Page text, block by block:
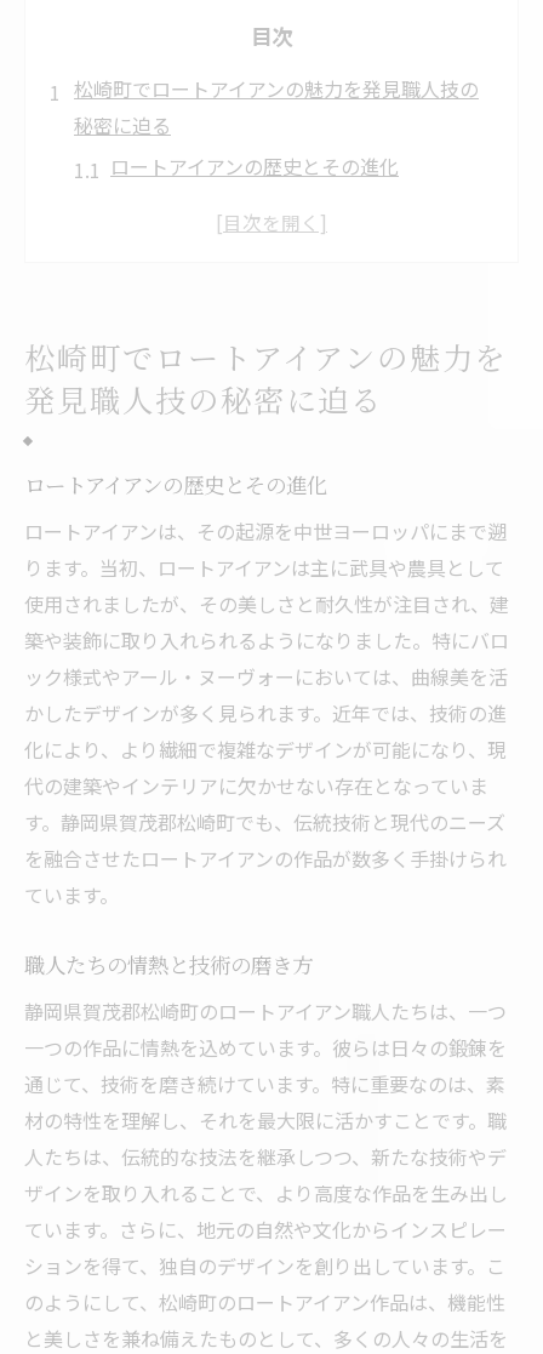
目次
松崎町でロートアイアンの魅力を発見職人技の
秘密に迫る
ロートアイアンの歴史とその進化
職人たちの情熱と技術の磨き方
ロートアイアン製作の工程とその重要性
職人たちの挑戦と未来へのビジョン
職人たち
アートとしてのロートアイアンの位置づけ
デザインに込められたメッセージとストー
リー
松崎町の職人が手掛ける意匠の美学
芸術作品としての評価とその背景
技術と美の融合がもたらす感動
職人ならではの独自性と創造力
フェンスや門扉に息づくロートアイアンの美し
さ松崎町のクラフトマンシップ
松崎町の風景と調和するデザイン
機能性と美しさの両立を追求
細部に宿る技術とデザインのこだわり
暮らしに溶け込むアートとしての価値
松崎町のロートアイアン職人が織りなす芸術と
実用性の融合
実用性を兼ね備えたデザインの力
ロートアイアン製品の多様な利用方法
毎日の生活を豊かにする芸術作品
機能美が生み出す空間の変化
松崎町でロートアイアンの魅力を
発見職人技の秘密に迫る
ロートアイアンの歴史とその進化
ロートアイアンは、その起源を中世ヨーロッパにまで遡
ります。当初、ロートアイアンは主に武具や農具として
使用されましたが、その美しさと耐久性が注目され、建
築や装飾に取り入れられるようになりました。特にバロ
ック様式やアール・ヌーヴォーにおいては、曲線美を活
かしたデザインが多く見られます。近年では、技術の進
化により、より繊細で複雑なデザインが可能になり、現
代の建築やインテリアに欠かせない存在となっていま
す。静岡県賀茂郡松崎町でも、伝統技術と現代のニーズ
を融合させたロートアイアンの作品が数多く手掛けられ
ています。
職人たちの情熱と技術の磨き方
静岡県賀茂郡松崎町のロートアイアン職人たちは、一つ
一つの作品に情熱を込めています。彼らは日々の鍛錬を
通じて、技術を磨き続けています。特に重要なのは、素
材の特性を理解し、それを最大限に活かすことです。職
人たちは、伝統的な技法を継承しつつ、新たな技術やデ
ザインを取り入れることで、より高度な作品を生み出し
ています。さらに、地元の自然や文化からインスピレー
ションを得て、独自のデザインを創り出しています。こ
のようにして、松崎町のロートアイアン作品は、機能性
と美しさを兼ね備えたものとして、多くの人々の生活を